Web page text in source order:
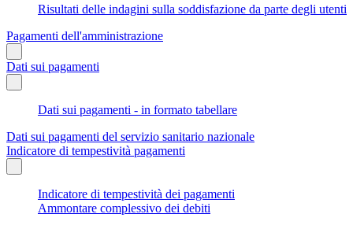
Risultati delle indagini sulla soddisfazione da parte degli utenti
Pagamenti dell'amministrazione
Dati sui pagamenti
Dati sui pagamenti - in formato tabellare
Dati sui pagamenti del servizio sanitario nazionale
Indicatore di tempestività pagamenti
Indicatore di tempestività dei pagamenti
Ammontare complessivo dei debiti